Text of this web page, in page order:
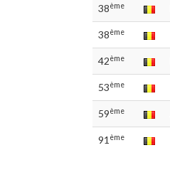
38ème
38ème
42ème
53ème
59ème
91 ème